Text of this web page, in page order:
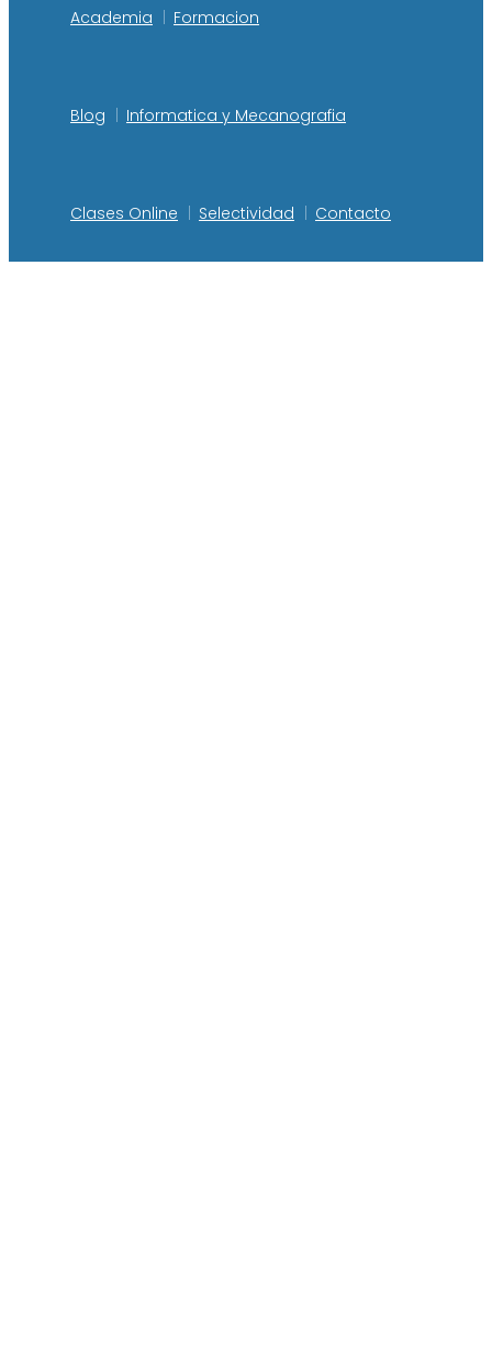
Academia Formacion
Blog Informatica y Mecanografia
Clases Online Selectividad Contacto